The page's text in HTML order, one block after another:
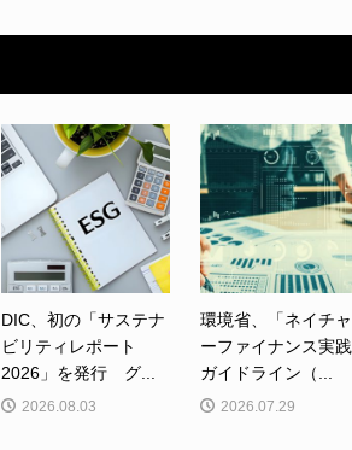
DIC、初の「サステナ
ビリティレポート
2026」を発行 グ...
2026.08.03
環境省、「ネイチャ
ーファイナンス実践
ガイドライン（...
2026.07.29